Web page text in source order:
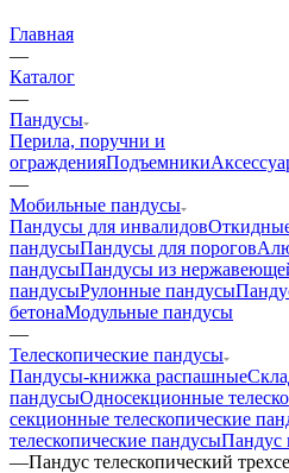
Главная
—
Каталог
—
Пандусы
Перила, поручни и
огражденияПодъемники
—
Мобильные пандусы
Пандусы для инвалидов
пандусыПандусы для порогов
пандусыПандусы из
пандусыРулонные пандусы
бетонаМодульные пандусы
—
Телескопические пандусы
Пандусы-книжка распашные
пандусыОдносекционные
секционные телескопические
телескопические пандусыПандус
—Пандус телескопический